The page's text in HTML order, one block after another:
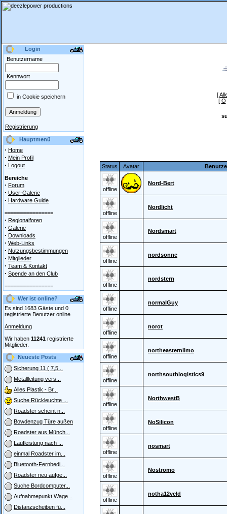
Login
Benutzername
Kennwort
in Cookie speichern
Registrierung
Hauptmenü
· Home
· Mein Profil
· Logout
Bereiche
· Forum
· User-Galerie
· Hardware Guide
================
· Regionalforen
· Galerie
· Downloads
· Web-Links
· Nutzungsbestimmungen
· Mitglieder
· Team & Kontakt
· Spende an den Club
================
Wer ist online?
Es sind 1683 Gäste und 0
registrierte Benutzer online
Anmeldung
Wir haben 11241 registrierte
Mitglieder.
Neueste Posts
Sicherung 11 ( 7,5...
Metallleitung vers...
Alles Plastik - Br...
Suche Rückleuchte ...
Roadster scheint n...
Bowdenzug Türe außen
Roadster aus Münch...
Laufleistung nach ...
einmal Roadster im...
Bluetooth-Fernbedi...
Roadster neu aufge...
Suche Bordcomputer...
Aufnahmepunkt Wage...
Distanzscheiben fü...
[
[ O
Status Avatar
offline
Nord-Bert
offline
Nordlicht
offline
Nordsmart
offline
nordsonne
offline
nordstern
offline
normalGuy
offline
norot
offline
northeasternlimo
offline
northsouthlogistics9
offline
NorthwestB
offline
NoSilicon
offline
nosmart
offline
Nostromo
offline
notha12veld